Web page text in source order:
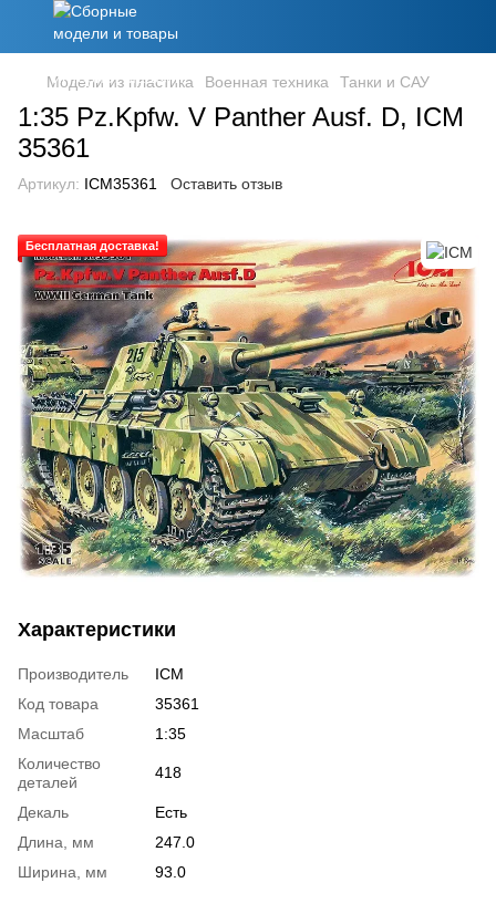
Модели из пластика Военная техника Танки и САУ
1:35 Pz.Kpfw. V Panther Ausf. D, ICM
35361
Артикул: ICM35361 Оставить отзыв
Бесплатная доставка!
Характеристики
Производитель
ICM
Код товара
35361
Масштаб
1:35
Количество
деталей
418
Декаль
Есть
Длина, мм
247.0
Ширина, мм
93.0